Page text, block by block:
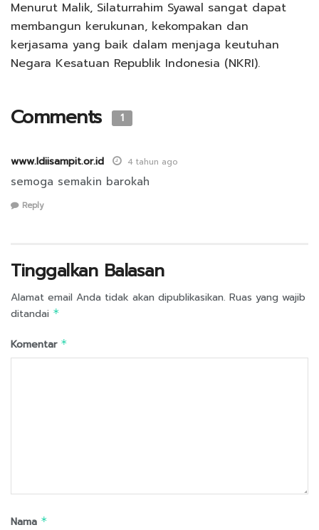
Menurut Malik, Silaturrahim Syawal sangat dapat
membangun kerukunan, kekompakan dan
kerjasama yang baik dalam menjaga keutuhan
Negara Kesatuan Republik Indonesia (NKRI).
Comments 1
www.ldiisampit.or.id 4 tahun ago
semoga semakin barokah
Reply
Tinggalkan Balasan
Alamat email Anda tidak akan dipublikasikan. Ruas yang wajib
ditandai *
Komentar *
Nama *